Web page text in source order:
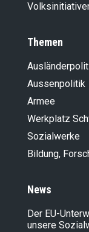
Themen
Aussenpolitik
Armee
Werkplatz
Sozialwerke
Bildung,
News
Der EU-
unsere